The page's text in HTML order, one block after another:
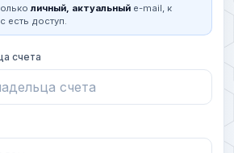
личный, актуальный e-mail, к
есть доступ.
счета